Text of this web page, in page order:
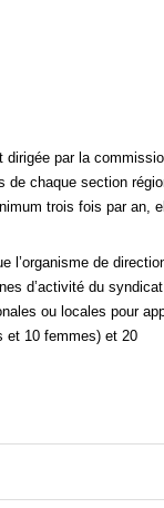
dirigée par la
de chaque section
trois fois par an,
l’organisme de
d’activité du
ou locales pour
et 10 femmes) et 20